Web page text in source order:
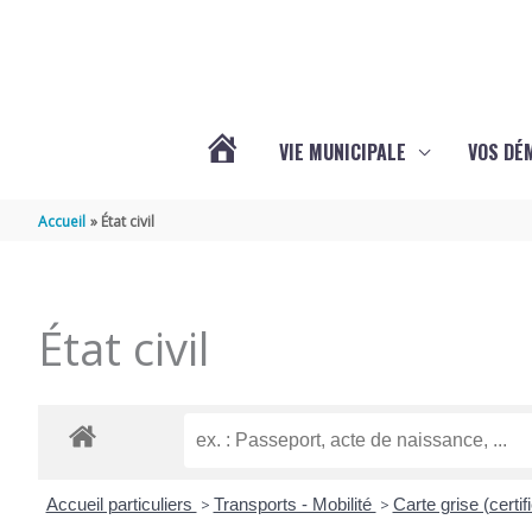
MAZERAY
VIE MUNICIPALE VOS
Accueil État civil
État civil
Accueil particuliers > Transports - Mobilité > Carte grise